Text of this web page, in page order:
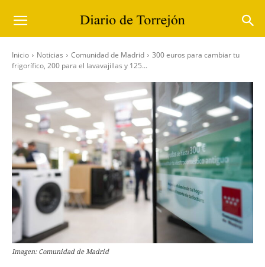
Inicio Noticias Comunidad de Madrid
300 euros para cambiar tu
frigorífico, 200 para el lavavajillas y 125...
Imagen: Comunidad de Madrid